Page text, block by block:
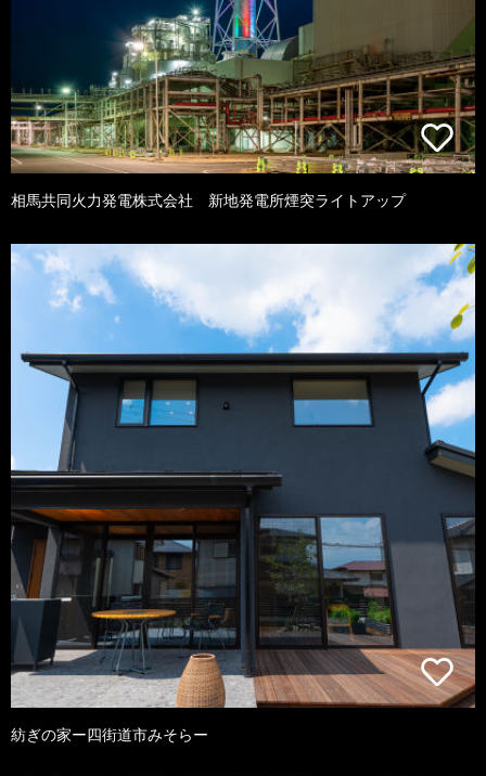
相馬共同火力発電株式会社 新地発電所煙突ライトアップ
紡ぎの家ー四街道市みそらー